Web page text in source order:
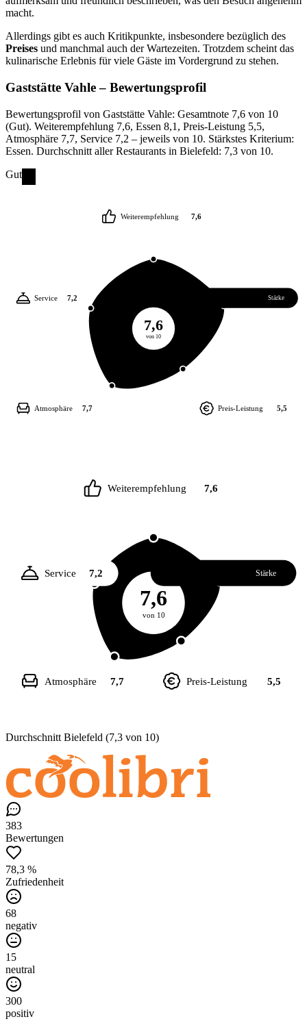
macht.
Allerdings gibt es auch Kritikpunkte, insbesondere bezüglich des
Preises und manchmal auch der Wartezeiten. Trotzdem scheint das
kulinarische Erlebnis für viele Gäste im Vordergrund zu stehen.
Gaststätte Vahle– Bewertungsprofil
Bewertungsprofil von Gaststätte Vahle: Gesamtnote 7,6 von 10
(Gut). Weiterempfehlung 7,6, Essen 8,1, Preis-Leistung 5,5,
Atmosphäre 7,7, Service 7,2 – jeweils von 10. Stärkstes Kriterium:
Essen. Durchschnitt aller Restaurants in Bielefeld: 7,3 von 10.
Gut
7,6
von 10
Weiterempfehlung 7,6
Stärke
Preis-Leistung 5,5
Atmosphäre 7,7
Service 7,2
7,6
von 10
Weiterempfehlung 7,6
Stärke
Preis-Leistung 5,5
Atmosphäre 7,7
Service 7,2
Durchschnitt Bielefeld (7,3 von 10)
383
Bewertungen
78,3 %
Zufriedenheit
68
negativ
15
neutral
300
positiv